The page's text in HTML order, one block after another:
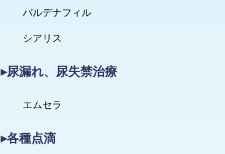
バルデナフィル
シアリス
▸尿漏れ、尿失禁治療
エムセラ
▸各種点滴